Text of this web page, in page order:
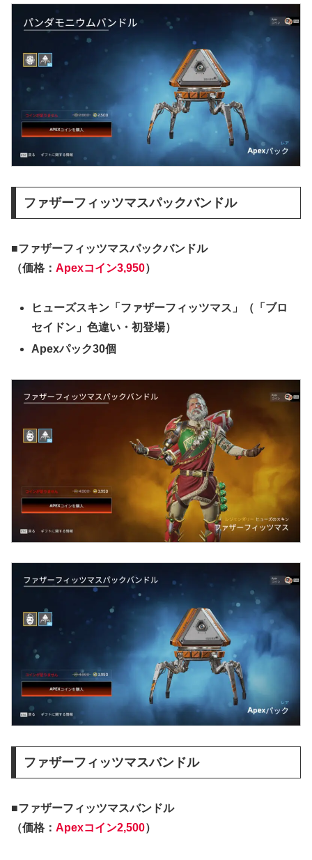
ファザーフィッツマスパックバンドル
■ファザーフィッツマスパックバンドル
（価格： Apexコイン3,950）
ヒューズスキン「ファザーフィッツマス」（「ブロ
セイドン」色違い・初登場）
Apexパック30個
ファザーフィッツマスバンドル
■ファザーフィッツマスバンドル
（価格： Apexコイン2,500）